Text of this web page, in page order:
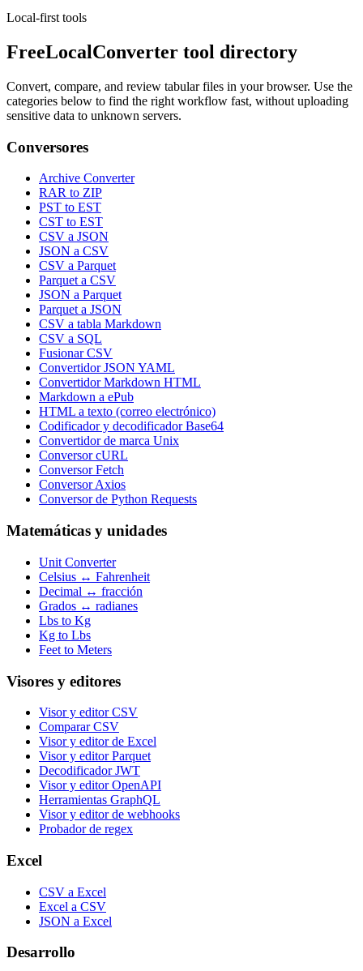
Local-first tools
FreeLocalConverter tool directory
Convert, compare, and review tabular files in your browser. Use the
categories below to find the right workflow fast, without uploading
sensitive data to unknown servers.
Conversores
Archive Converter
RAR to ZIP
PST to EST
CST to EST
CSV a JSON
JSON a CSV
CSV a Parquet
Parquet a CSV
JSON a Parquet
Parquet a JSON
CSV a tabla Markdown
CSV a SQL
Fusionar CSV
Convertidor JSON YAML
Convertidor Markdown HTML
Markdown a ePub
HTML a texto (correo electrónico)
Codificador y decodificador Base64
Convertidor de marca Unix
Conversor cURL
Conversor Fetch
Conversor Axios
Conversor de Python Requests
Matemáticas y unidades
Unit Converter
Celsius ↔ Fahrenheit
Decimal ↔ fracción
Grados ↔ radianes
Lbs to Kg
Kg to Lbs
Feet to Meters
Visores y editores
Visor y editor CSV
Comparar CSV
Visor y editor de Excel
Visor y editor Parquet
Decodificador JWT
Visor y editor OpenAPI
Herramientas GraphQL
Visor y editor de webhooks
Probador de regex
Excel
CSV a Excel
Excel a CSV
JSON a Excel
Desarrollo